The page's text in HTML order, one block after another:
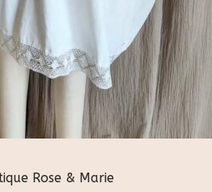
Rose & Marie